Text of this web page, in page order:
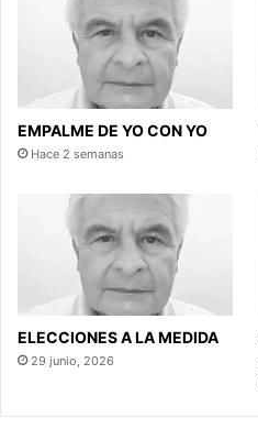
EMPALME DE YO CON YO
Hace 2 semanas
ELECCIONES A LA MEDIDA
29 junio, 2026